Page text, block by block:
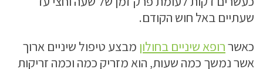
שעתיים באל חוש הקודם.
כאשררופא שיניים בחולון מבצע טיפול שיניים ארוך
אשר נמשך כמה שעות, הוא מזריק כמה וכמה זריקות